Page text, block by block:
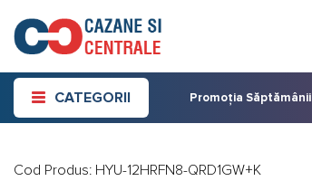
content
CATEGORII Promoția Săptămânii
Cod Produs: HYU-12HRFN8-QRD1GW+K